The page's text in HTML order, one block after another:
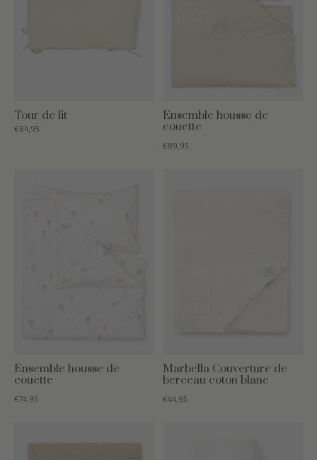
Tour de lit
€84,95
Ensemble housse de
couette
€89,95
Ensemble housse de
couette
€74,95
Marbella Couverture de
berceau coton blanc
€44,95